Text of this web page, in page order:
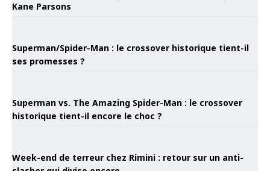
Kane Parsons
Superman/Spider-Man : le crossover historique tient-il
ses promesses ?
Superman vs. The Amazing Spider-Man : le crossover
historique tient-il encore le choc ?
Week-end de terreur chez Rimini : retour sur un anti-